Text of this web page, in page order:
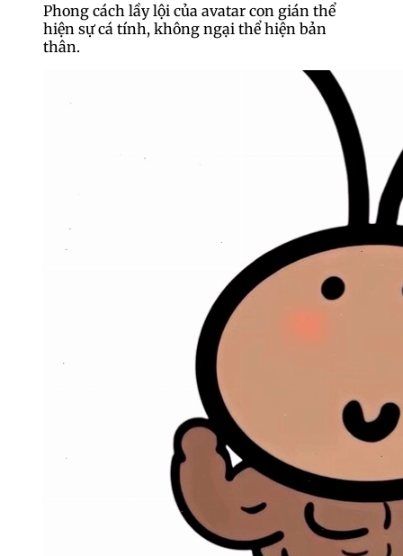
Phong cách lầy lội của avatar con gián thể
hiện sự cá tính, không ngại thể hiện bản
thân.